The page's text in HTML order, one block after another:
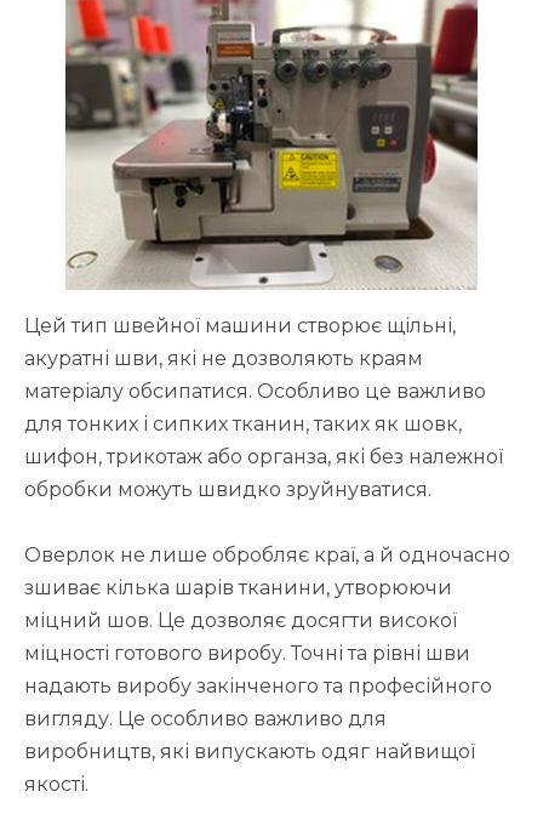
Цей тип швейної машини створює щільні,
акуратні шви, які не дозволяють краям
матеріалу обсипатися. Особливо це важливо
для тонких і сипких тканин, таких як шовк,
шифон, трикотаж або органза, які без належної
обробки можуть швидко зруйнуватися.
Оверлок не лише обробляє краї, а й одночасно
зшиває кілька шарів тканини, утворюючи
міцний шов. Це дозволяє досягти високої
міцності готового виробу. Точні та рівні шви
надають виробу закінченого та професійного
вигляду. Це особливо важливо для
виробництв, які випускають одяг найвищої
якості.